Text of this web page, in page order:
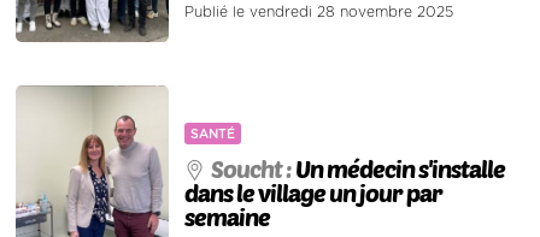
Publié le vendredi 28 novembre 2025
SANTÉ
Soucht :Un médecin s'installe
dans le village un jour par
semaine